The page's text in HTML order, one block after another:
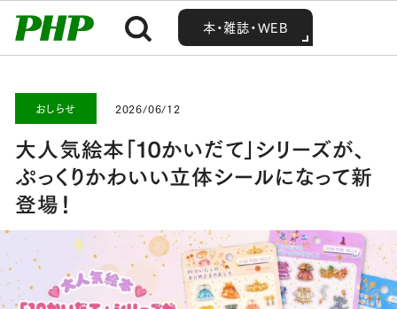
本・雑誌・WEB
本・雑誌・WEB
大人気絵本「10かいだて」シリーズが、ぷっくりかわいい立体シールになって新登場！
おしらせ 2026/06/12
大人気絵本「10かいだて」シリーズが、
ぷっくりかわいい立体シールになって新
登場！